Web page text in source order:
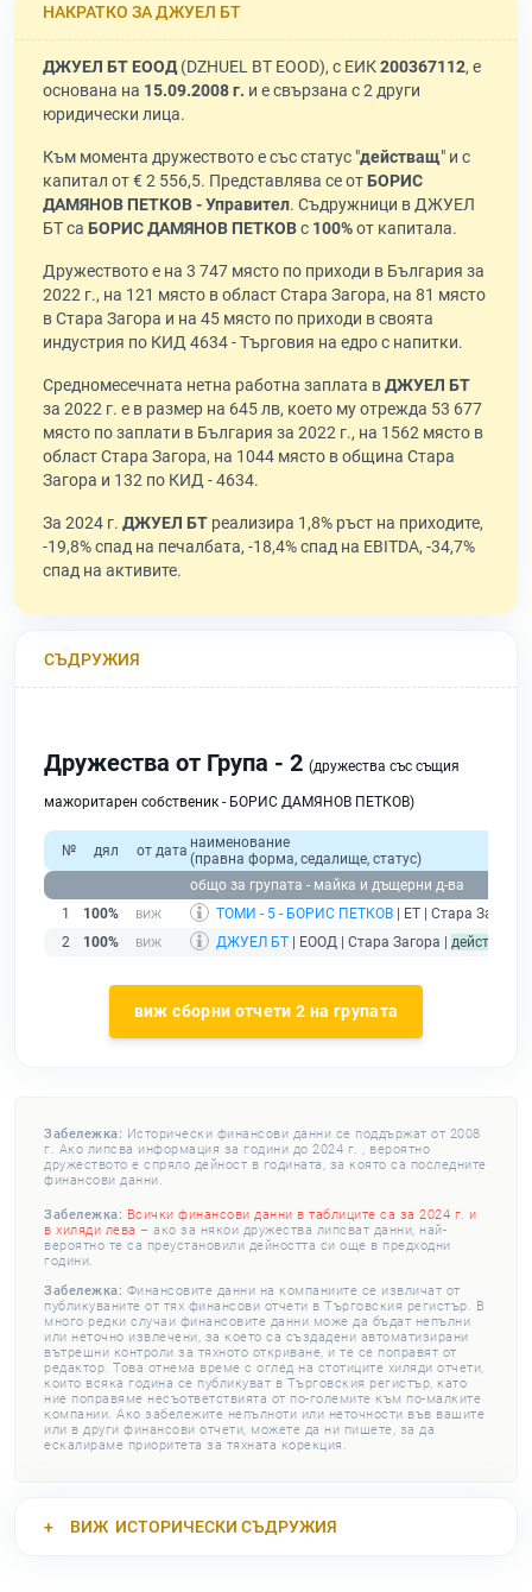
НАКРАТКО ЗА ДЖУЕЛ БТ
ДЖУЕЛ БТ ЕООД(DZHUEL BT EOOD), с ЕИК200367112, е
основана на 15.09.2008 г. и е свързана с 2 други
юридически лица.
Към момента дружеството е със статус "действащ" и с
капитал от € 2 556,5. Представлява се отБОРИС
ДАМЯНОВ ПЕТКОВ - Управител. Съдружници в ДЖУЕЛ
БТ са БОРИС ДАМЯНОВ ПЕТКОВс 100%от капитала.
Дружеството е на 3 747 място по приходи в България за
2022 г., на 121 място в област Стара Загора, на 81 място
в Стара Загора и на 45 място по приходи в своята
индустрия по КИД 4634 - Търговия на едро с напитки.
Средномесечната нетна работна заплата вДЖУЕЛ БТ
за 2022 г. е в размер на 645 лв, което му отрежда 53 677
място по заплати в България за 2022 г., на 1562 място в
област Стара Загора, на 1044 място в община Стара
Загора и 132 по КИД - 4634.
За 2024 г. ДЖУЕЛ БТ реализира 1,8% ръст на приходите,
-19,8% спад на печалбата, -18,4% спад на EBITDA, -34,7%
спад на активите.
СЪДРУЖИЯ
Дружества от Група - 2 (дружества със същия
мажоритарен собственик - БОРИС ДАМЯНОВ ПЕТКОВ)
№ дял от дата наименование
(правна форма, седалище, статус)
общо за групата - майка и дъщерни д-ва
1
100% ТОМИ - 5 - БОРИС ПЕТКОВ | ЕТ | Стара Загора
2
100% ДЖУЕЛ БТ | ЕООД | Стара Загора | действащ
виж сборни отчети 2 на групата
Забележка: Исторически финансови данни се поддържат от 2008
г. Ако липсва информация за години до 2024 г. , вероятно
дружеството е спряло дейност в годината, за която са последните
финансови данни.
Забележка: Всички финансови данни в таблиците са за 2024 г. и
в хиляди лева – ако за някои дружества липсват данни, най-
вероятно те са преустановили дейността си още в предходни
години.
Забележка: Финансовите данни на компаниите се извличат от
публикуваните от тях финансови отчети в Търговския регистър. В
много редки случаи финансовите данни може да бъдат непълни
или неточно извлечени, за което са създадени автоматизирани
вътрешни контроли за тяхното откриване, и те се поправят от
редактор. Това отнема време с оглед на стотиците хиляди отчети,
които всяка година се публикуват в Търговския регистър, като
ние поправяме несъответствията от по-големите към по-малките
компании. Ако забележите непълноти или неточности във вашите
или в други финансови отчети, можете да ни пишете, за да
ескалираме приоритета за тяхната корекция.
ВИЖ ИСТОРИЧЕСКИ СЪДРУЖИЯ